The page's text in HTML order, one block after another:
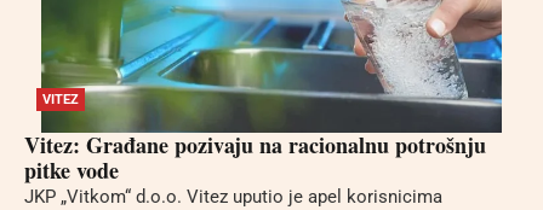
VITEZ
Vitez: Građane pozivaju na racionalnu potrošnju
pitke vode
JKP „Vitkom“ d.o.o. Vitez uputio je apel korisnicima